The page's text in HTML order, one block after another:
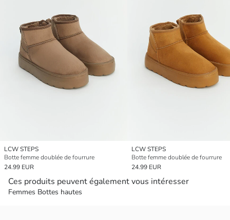
LCW STEPS
Botte femme doublée de fourrure
24.99 EUR
LCW STEPS
Botte femme doublée de fourrure
24.99 EUR
Ces produits peuvent également vous intéresser
Femmes Bottes hautes